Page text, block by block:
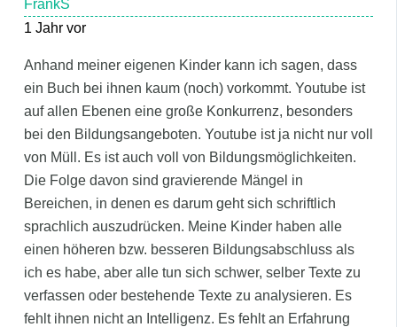
FrankS
1 Jahr vor
Anhand meiner eigenen Kinder kann ich sagen, dass
ein Buch bei ihnen kaum (noch) vorkommt. Youtube ist
auf allen Ebenen eine große Konkurrenz, besonders
bei den Bildungsangeboten. Youtube ist ja nicht nur voll
von Müll. Es ist auch voll von Bildungsmöglichkeiten.
Die Folge davon sind gravierende Mängel in
Bereichen, in denen es darum geht sich schriftlich
sprachlich auszudrücken. Meine Kinder haben alle
einen höheren bzw. besseren Bildungsabschluss als
ich es habe, aber alle tun sich schwer, selber Texte zu
verfassen oder bestehende Texte zu analysieren. Es
fehlt ihnen nicht an Intelligenz. Es fehlt an Erfahrung